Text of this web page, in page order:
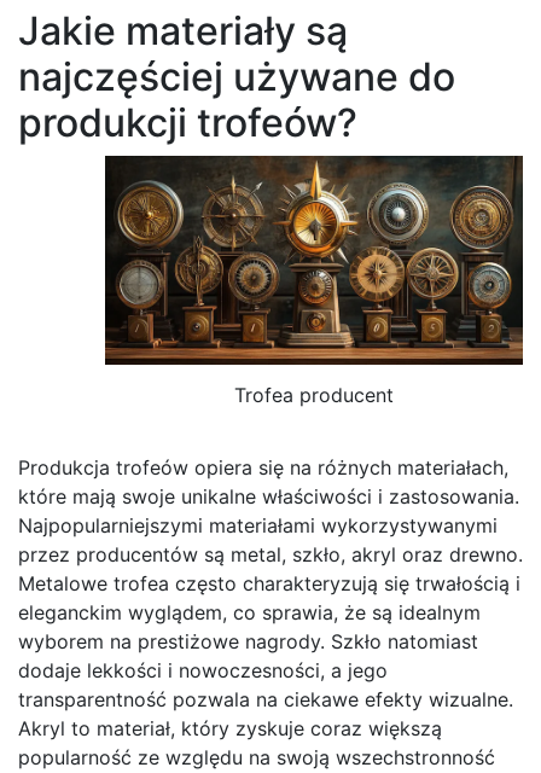
Jakie materiały są
najczęściej używane do
produkcji trofeów?
Trofea producent
Produkcja trofeów opiera się na różnych materiałach,
które mają swoje unikalne właściwości i zastosowania.
Najpopularniejszymi materiałami wykorzystywanymi
przez producentów są metal, szkło, akryl oraz drewno.
Metalowe trofea często charakteryzują się trwałością i
eleganckim wyglądem, co sprawia, że są idealnym
wyborem na prestiżowe nagrody. Szkło natomiast
dodaje lekkości i nowoczesności, a jego
transparentność pozwala na ciekawe efekty wizualne.
Akryl to materiał, który zyskuje coraz większą
popularność ze względu na swoją wszechstronność